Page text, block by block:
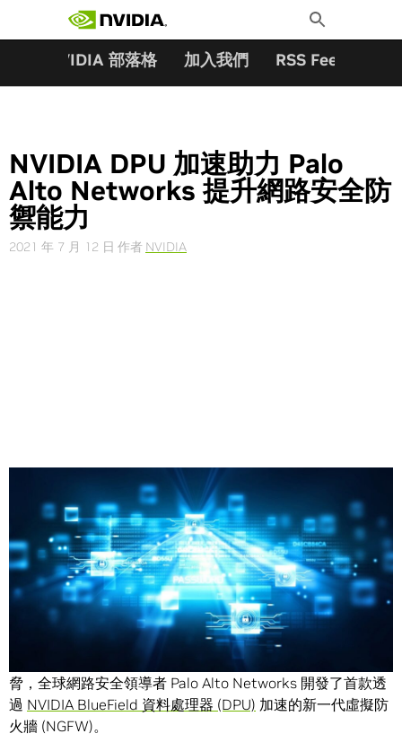
Toggle
Search
NVIDIA 部落格 加入我們 RSS Feeds
NVIDIA DPU 加速助力 Palo
Alto Networks 提升網路安全防
禦能力
2021 年 7 月 12 日 作者 NVIDIA
根據美國聯邦調查局 (FBI)，2020年發生的網路犯罪造成美
國高達超過 40 億美元的損失。為因應各種新型的網路安全威
脅，全球網路安全領導者 Palo Alto Networks 開發了首款透
過 NVIDIA BlueField 資料處理器 (DPU) 加速的新一代虛擬防
火牆 (NGFW)。